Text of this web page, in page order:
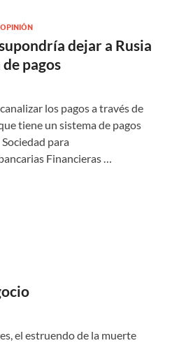
OPINIÓN
dejar a Rusia
pagos
los pagos a través de
tiene un sistema de pagos
para
Financieras …
el estruendo de la muerte